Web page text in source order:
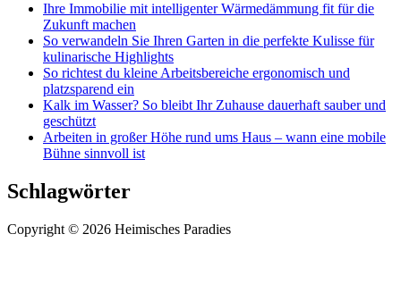
Ihre Immobilie mit intelligenter Wärmedämmung fit für die
Zukunft machen
So verwandeln Sie Ihren Garten in die perfekte Kulisse für
kulinarische Highlights
So richtest du kleine Arbeitsbereiche ergonomisch und
platzsparend ein
Kalk im Wasser? So bleibt Ihr Zuhause dauerhaft sauber und
geschützt
Arbeiten in großer Höhe rund ums Haus – wann eine mobile
Bühne sinnvoll ist
Schlagwörter
Copyright © 2026 Heimisches Paradies